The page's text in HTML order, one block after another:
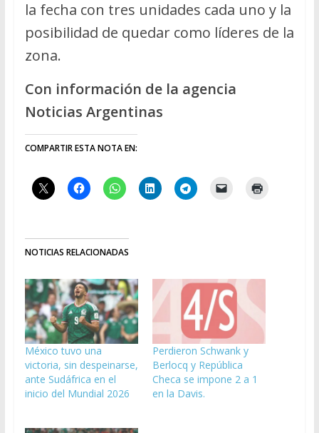
la fecha con tres unidades cada uno y la
posibilidad de quedar como líderes de la
zona.
Con información de la agencia
Noticias Argentinas
COMPARTIR ESTA NOTA EN:
NOTICIAS RELACIONADAS
México tuvo una
victoria, sin despeinarse,
ante Sudáfrica en el
inicio del Mundial 2026
Perdieron Schwank y
Berlocq y República
Checa se impone 2 a 1
en la Davis.